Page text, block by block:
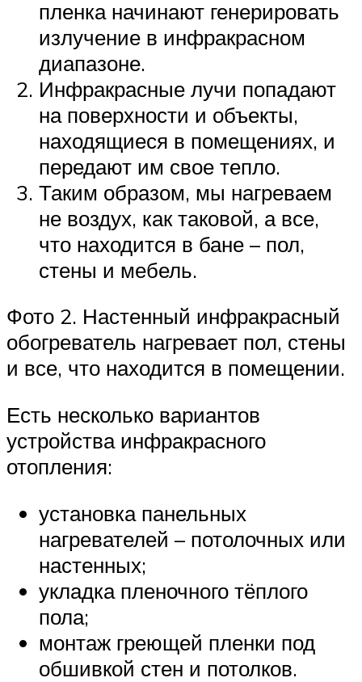
пленка начинают генерировать
излучение в инфракрасном
диапазоне.
Инфракрасные лучи попадают
на поверхности и объекты,
находящиеся в помещениях, и
передают им свое тепло.
Таким образом, мы нагреваем
не воздух, как таковой, а все,
что находится в бане – пол,
стены и мебель.
Фото 2. Настенный инфракрасный
обогреватель нагревает пол, стены
и все, что находится в помещении.
Есть несколько вариантов
устройства инфракрасного
отопления:
установка панельных
нагревателей – потолочных или
настенных;
укладка пленочного тёплого
пола;
монтаж греющей пленки под
обшивкой стен и потолков.